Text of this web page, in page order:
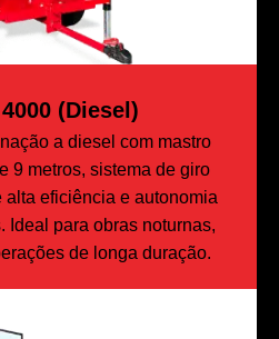
4000 (diesel)
a diesel com mastro
9 metros, sistema de giro
alta eficiência e autonomia
Ideal para obras noturnas,
de longa duração.